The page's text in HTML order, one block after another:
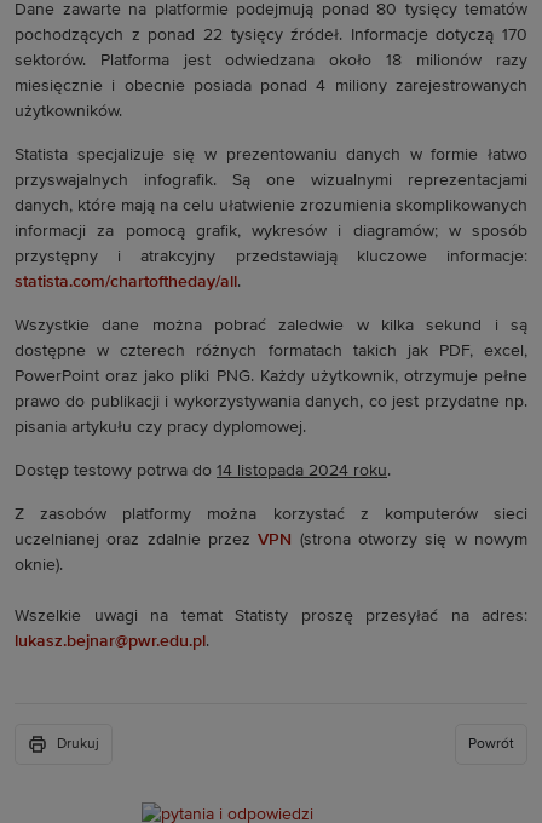
Dane zawarte na platformie podejmują ponad 80 tysięcy tematów
pochodzących z ponad 22 tysięcy źródeł. Informacje dotyczą 170
sektorów. Platforma jest odwiedzana około 18 milionów razy
miesięcznie i obecnie posiada ponad 4 miliony zarejestrowanych
użytkowników.
Statista specjalizuje się w prezentowaniu danych w formie łatwo
przyswajalnych infografik. Są one wizualnymi reprezentacjami
danych, które mają na celu ułatwienie zrozumienia skomplikowanych
informacji za pomocą grafik, wykresów i diagramów; w sposób
przystępny i atrakcyjny przedstawiają kluczowe informacje:
statista.com/chartoftheday/all .
Wszystkie dane można pobrać zaledwie w kilka sekund i są
dostępne w czterech różnych formatach takich jak PDF, excel,
PowerPoint oraz jako pliki PNG. Każdy użytkownik, otrzymuje pełne
prawo do publikacji i wykorzystywania danych, co jest przydatne np.
pisania artykułu czy pracy dyplomowej.
Dostęp testowy potrwa do 14 listopada 2024 roku.
Z zasobów platformy można korzystać z komputerów sieci
uczelnianej oraz zdalnie przezVPN
(strona otworzy się w nowym
oknie).
Wszelkie uwagi na temat Statisty proszę przesyłać na adres:
lukasz.bejnar@pwr.edu.pl .
Drukuj Powrót